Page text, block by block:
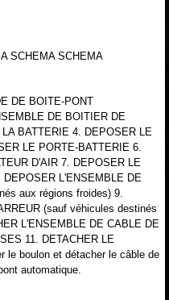
SCHEMA SCHEMA
DE BOITE-PONT
DE BOITIER DE
BATTERIE 4. DEPOSER LE
LE PORTE-BATTERIE 6.
D'AIR 7. DEPOSER LE
L'ENSEMBLE DE
aux régions froides) 9.
(sauf véhicules destinés
L'ENSEMBLE DE CABLE DE
11. DETACHER LE
le boulon et détacher le câble de
automatique.